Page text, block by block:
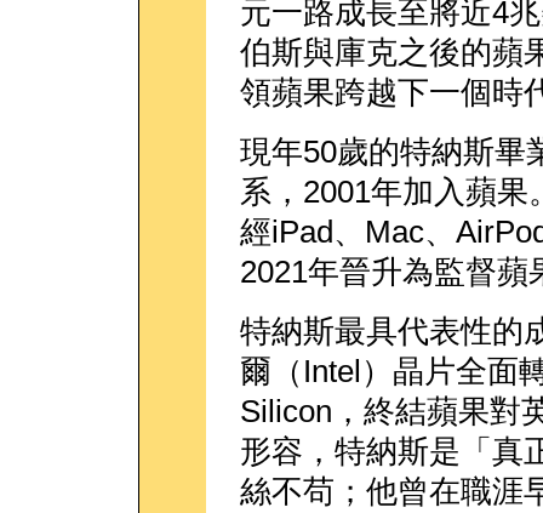
元一路成長至將近4
伯斯與庫克之後的蘋
領蘋果跨越下一個時
現年50歲的特納斯畢
系，2001年加入蘋
經iPad、Mac、
2021年晉升為監督
特納斯最具代表性的
爾（Intel）晶片全面
Silicon，終結蘋果對
形容，特納斯是「真
絲不苟；他曾在職涯